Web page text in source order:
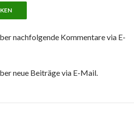
nachfolgende Kommentare via E-
neue Beiträge via E-Mail.